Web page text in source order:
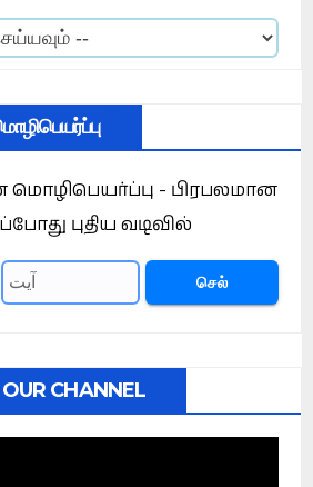
மொழிபெயர்ப்பு - பிரபலமான
புதிய வடிவில்
செல்
CHANNEL